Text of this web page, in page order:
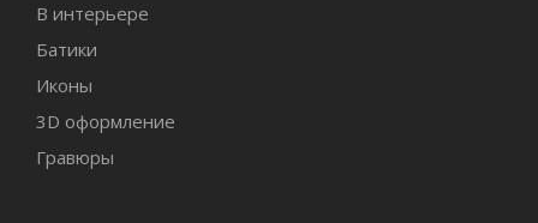
В интерьере
Батики
Иконы
3D оформление
Гравюры